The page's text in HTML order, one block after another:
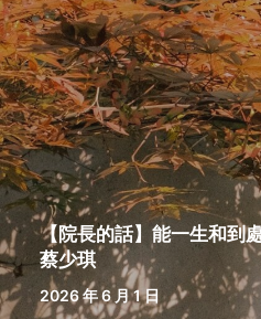
【院長的話】能一生和到
蔡少琪
2026 年 6 月 1 日